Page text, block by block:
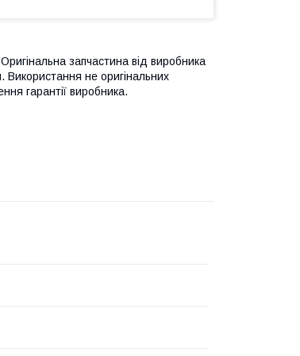
запчастина від виробника
не оригінальних
гарантії виробника.